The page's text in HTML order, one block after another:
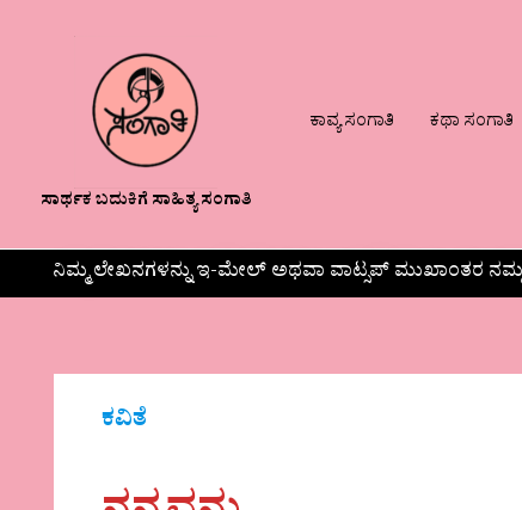
ಸಾರ್ಥಕ ಬದುಕಿಗೆ ಸಾಹಿತ್ಯ ಸಂಗಾತಿ
ಕಾವ್ಯ ಸಂಗಾತಿ ಕಥಾ ಸಂಗಾತಿ
ನಿಮ್ಮ ಲೇಖನಗಳನ್ನು ಇ-ಮೇಲ್ ಅಥವಾ ವಾಟ್ಸಪ್ ಮುಖಾಂತರ
ಕವಿತೆ